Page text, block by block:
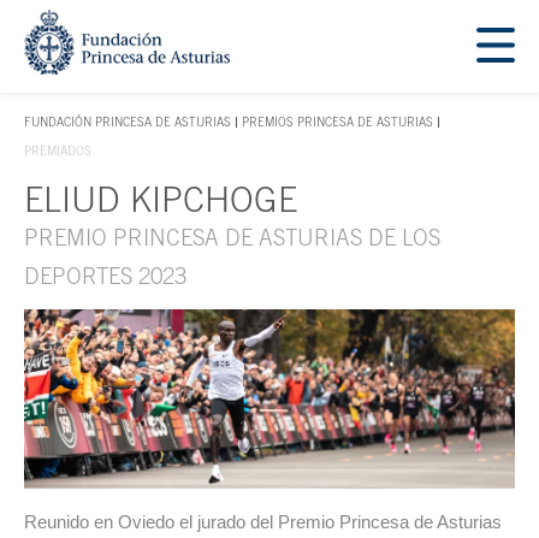
Saltar navegación. Ir directamente al contenido principal
FUNDACIÓN PRINCESA DE ASTURIAS
TECLA DE ACCESO 1
PREMIOS PRINCESA DE ASTURIAS
PREMIADOS
Contenido principal
ELIUD KIPCHOGE
PREMIO PRINCESA DE ASTURIAS DE LOS
DEPORTES 2023
Reunido en Oviedo el jurado del Premio Princesa de Asturias